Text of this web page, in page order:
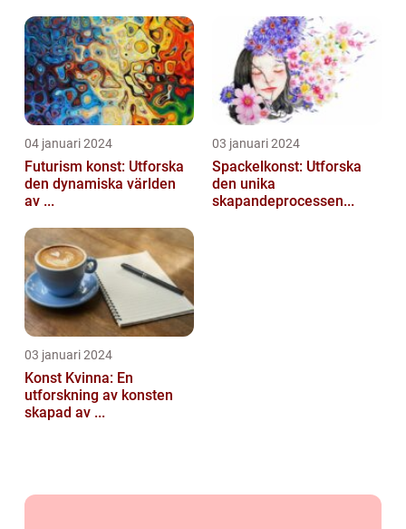
04 januari 2024
Futurism konst: Utforska
den dynamiska världen
av ...
03 januari 2024
Spackelkonst: Utforska
den unika
skapandeprocessen...
03 januari 2024
Konst Kvinna: En
utforskning av konsten
skapad av ...